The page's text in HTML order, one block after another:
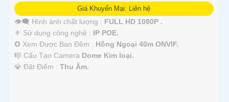
Giá Khuyến Mại: Liên hệ
👁️‍🗨 Hình ảnh chất lượng : FULL HD 1080P .
⚜️ Sử dụng công nghệ : IP POE.
✪ Xem Được Ban Đêm : Hồng Ngoại 40m ONVIF.
🎼️ Cấu Tạo Camera Dome Kim loại.
️💎 Đặt Điểm : Thu Âm.